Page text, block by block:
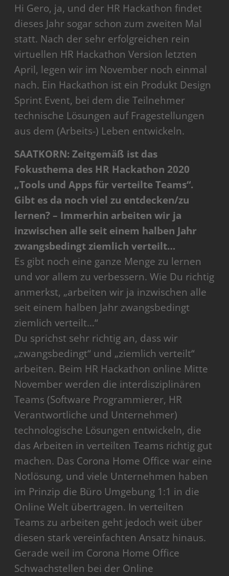
Hi Gero, ja, und der HR Hackathon findet
dieses Jahr sogar schon zum zweiten Mal
statt. Nach der sehr erfolgreichen rein
virtuellen HR Hackathon Version letzten
April, legen wir im November noch einmal
nach. Ein Hackathon ist ein Produkt Design
Sprint Event, bei dem die Teilnehmer
technische Lösungen auf Fragestellungen
aus dem (Arbeits-) Leben entwickeln.
SAATKORN: Zeitgemäß ist das
Fokusthema des HR Hackathon 2020
„Tools und Apps für verteilte Teams“.
Gibt es da noch viel zu entdecken/zu
lernen? – Immerhin arbeiten wir ja
inzwischen alle seit einem halben Jahr
zwangsbedingt ziemlich verteilt…
Es gibt noch eine ganze Menge zu lernen
und vor allem zu verbessern. Wie Du richtig
anmerkst, „arbeiten wir ja inzwischen alle
seit einem halben Jahr zwangsbedingt
ziemlich verteilt…“
Du sprichst sehr richtig an, dass wir
„zwangsbedingt“ und „ziemlich verteilt“
arbeiten. Beim HR Hackathon online Mitte
November werden die interdisziplinären
Teams (Software Programmierer, HR
Verantwortliche und Unternehmer)
technologische Lösungen entwickeln, die
das Arbeiten in verteilten Teams richtig gut
machen. Das Corona Home Office war eine
Notlösung, und viele Unternehmen haben
im Prinzip die Büro Umgebung 1:1 in die
Online Welt übertragen. In verteilten
Teams zu arbeiten geht jedoch weit über
diesen stark vereinfachten Ansatz hinaus.
Gerade weil im Corona Home Office
Schwachstellen bei der Online